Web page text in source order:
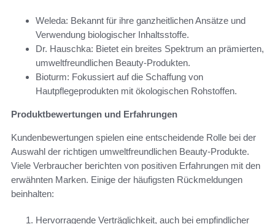
Weleda: Bekannt für ihre ganzheitlichen Ansätze und
Verwendung biologischer Inhaltsstoffe.
Dr. Hauschka: Bietet ein breites Spektrum an prämierten,
umweltfreundlichen Beauty-Produkten.
Bioturm: Fokussiert auf die Schaffung von
Hautpflegeprodukten mit ökologischen Rohstoffen.
Produktbewertungen und Erfahrungen
Kundenbewertungen spielen eine entscheidende Rolle bei der
Auswahl der richtigen umweltfreundlichen Beauty-Produkte.
Viele Verbraucher berichten von positiven Erfahrungen mit den
erwähnten Marken. Einige der häufigsten Rückmeldungen
beinhalten:
Hervorragende Verträglichkeit, auch bei empfindlicher